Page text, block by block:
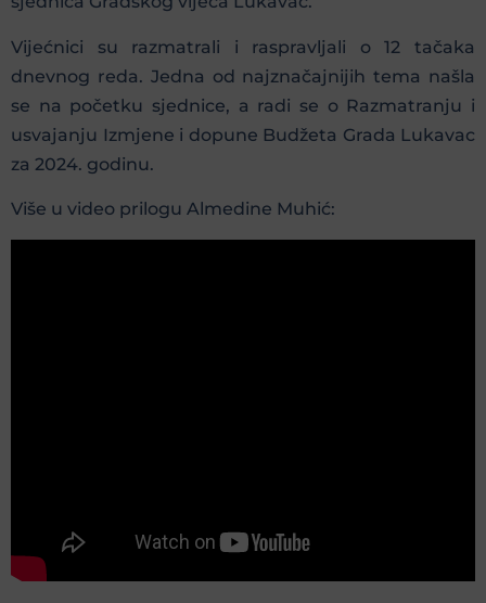
Vijećnici su razmatrali i raspravljali o 12 tačaka
dnevnog reda. Jedna od najznačajnijih tema našla
se na početku sjednice, a radi se o Razmatranju i
usvajanju Izmjene i dopune Budžeta Grada Lukavac
za 2024. godinu.
Više u video prilogu Almedine Muhić: